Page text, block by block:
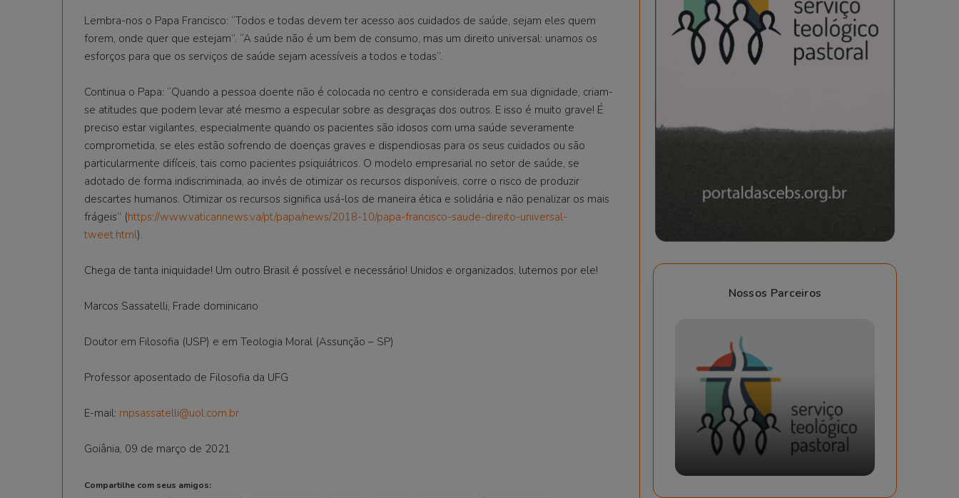
Lembra-nos o Papa Francisco: “Todos e todas devem ter acesso aos cuidados de saúde, sejam eles quem
forem, onde quer que estejam”. “A saúde não é um bem de consumo, mas um direito universal: unamos os
esforços para que os serviços de saúde sejam acessíveis a todos e todas”.
Continua o Papa: “Quando a pessoa doente não é colocada no centro e considerada em sua dignidade, criam-
se atitudes que podem levar até mesmo a especular sobre as desgraças dos outros. E isso é muito grave! É
preciso estar vigilantes, especialmente quando os pacientes são idosos com uma saúde severamente
comprometida, se eles estão sofrendo de doenças graves e dispendiosas para os seus cuidados ou são
particularmente difíceis, tais como pacientes psiquiátricos. O modelo empresarial no setor de saúde, se
adotado de forma indiscriminada, ao invés de otimizar os recursos disponíveis, corre o risco de produzir
descartes humanos. Otimizar os recursos significa usá-los de maneira ética e solidária e não penalizar os mais
frágeis” (https://www.vaticannews.va/pt/papa/news/2018-10/papa-francisco-saude-direito-universal-
tweet.html).
Chega de tanta iniquidade! Um outro Brasil é possível e necessário! Unidos e organizados, lutemos por ele!
Marcos Sassatelli, Frade dominicano
Doutor em Filosofia (USP) e em Teologia Moral (Assunção – SP)
Professor aposentado de Filosofia da UFG
E-mail: mpsassatelli@uol.com.br
Goiânia, 09 de março de 2021
Compartilhe com seus amigos:
Nossos Parceiros